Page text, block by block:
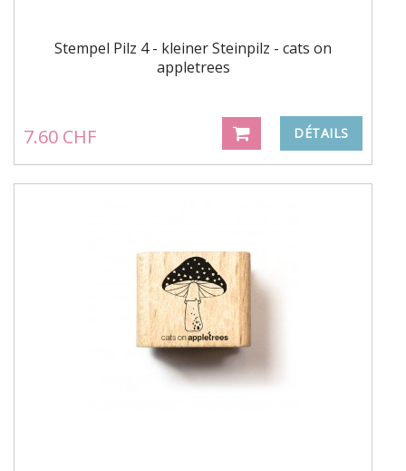
Stempel Pilz 4 - kleiner Steinpilz - cats on
appletrees
7.60 CHF DÉTAILS